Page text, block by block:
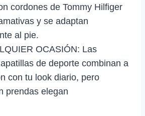
cordones de Tommy Hilfiger
y se adaptan
al pie.
OCASIÓN: Las
de deporte combinan a
con tu look diario, pero
prendas elegan